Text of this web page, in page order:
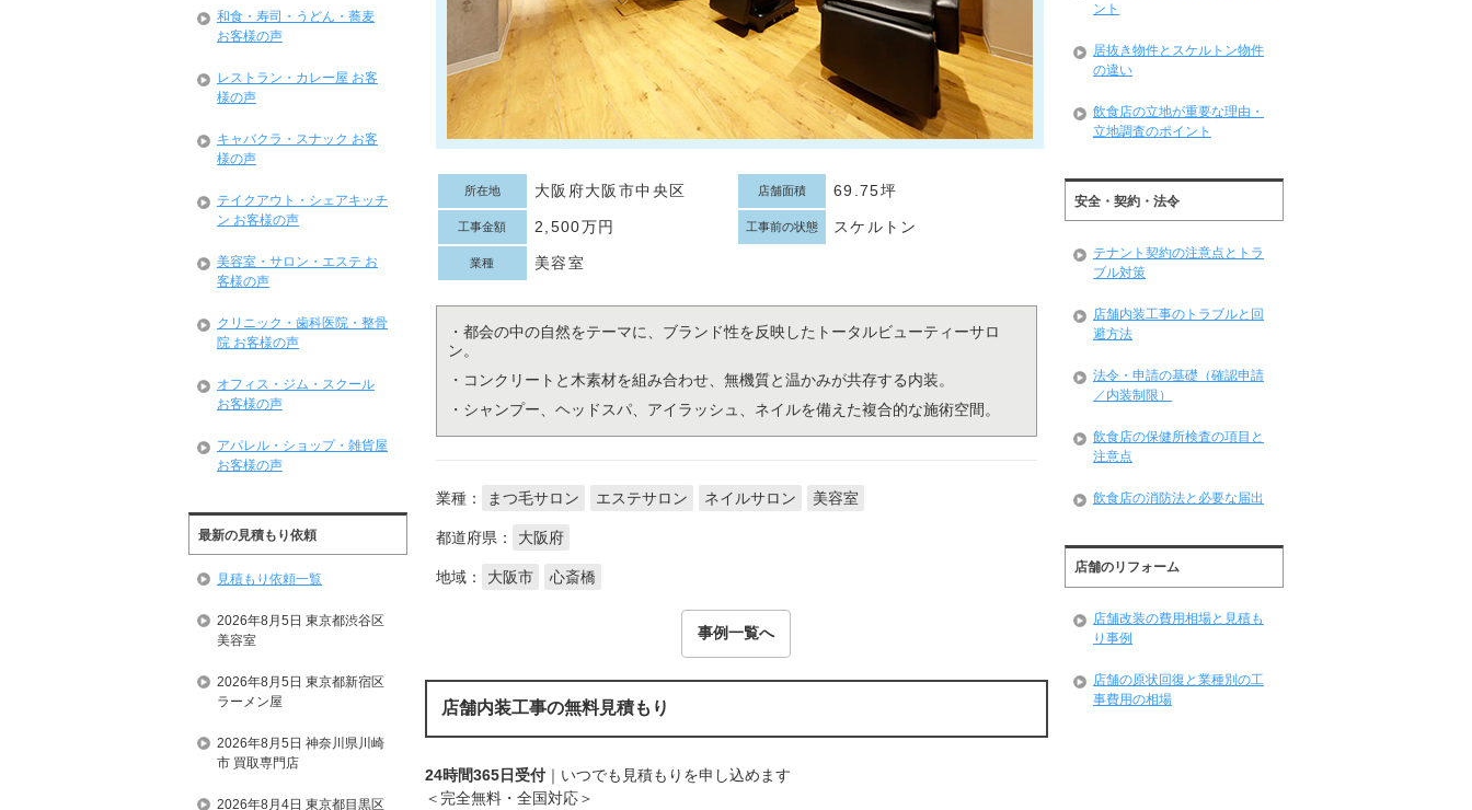
所在地 大阪府大阪市中央区 店舗面積 69.75坪
工事金額 2,500万円 工事前の状態 スケルトン
業種 美容室
・都会の中の自然をテーマに、ブランド性を反映したトータルビューティーサロ
ン。
・コンクリートと木素材を組み合わせ、無機質と温かみが共存する内装。
・シャンプー、ヘッドスパ、アイラッシュ、ネイルを備えた複合的な施術空間。
業種： まつ毛サロン エステサロン ネイルサロン 美容室
都道府県： 大阪府
地域： 大阪市 心斎橋
事例一覧へ
店舗内装工事の無料見積もり
24時間365日受付｜いつでも見積もりを申し込めます
＜完全無料・全国対応＞
和食・寿司・うどん・蕎麦
お客様の声
レストラン・カレー屋 お客
様の声
キャバクラ・スナック お客
様の声
テイクアウト・シェアキッチ
ン お客様の声
美容室・サロン・エステ お
客様の声
クリニック・歯科医院・整骨
院 お客様の声
オフィス・ジム・スクール
お客様の声
アパレル・ショップ・雑貨屋
お客様の声
最新の見積もり依頼
見積もり依頼一覧
2026年8月5日 東京都渋谷区
美容室
2026年8月5日 東京都新宿区
ラーメン屋
2026年8月5日 神奈川県川崎
市 買取専門店
2026年8月4日 東京都目黒区
ント
居抜き物件とスケルトン物件
の違い
飲食店の立地が重要な理由・
立地調査のポイント
安全・契約・法令
テナント契約の注意点とトラ
ブル対策
店舗内装工事のトラブルと回
避方法
法令・申請の基礎（確認申請
／内装制限）
飲食店の保健所検査の項目と
注意点
飲食店の消防法と必要な届出
店舗のリフォーム
店舗改装の費用相場と見積も
り事例
店舗の原状回復と業種別の工
事費用の相場